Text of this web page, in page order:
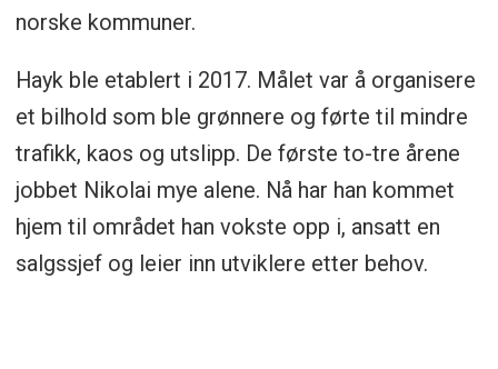
norske kommuner.
Hayk ble etablert i 2017. Målet var å organisere
et bilhold som ble grønnere og førte til mindre
trafikk, kaos og utslipp. De første to-tre årene
jobbet Nikolai mye alene. Nå har han kommet
hjem til området han vokste opp i, ansatt en
salgssjef og leier inn utviklere etter behov.